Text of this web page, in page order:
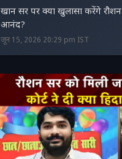
खान सर पर क्या खुलासा करेंगे रौशन
आनंद?
जून 15, 2026 20:29 pm IST